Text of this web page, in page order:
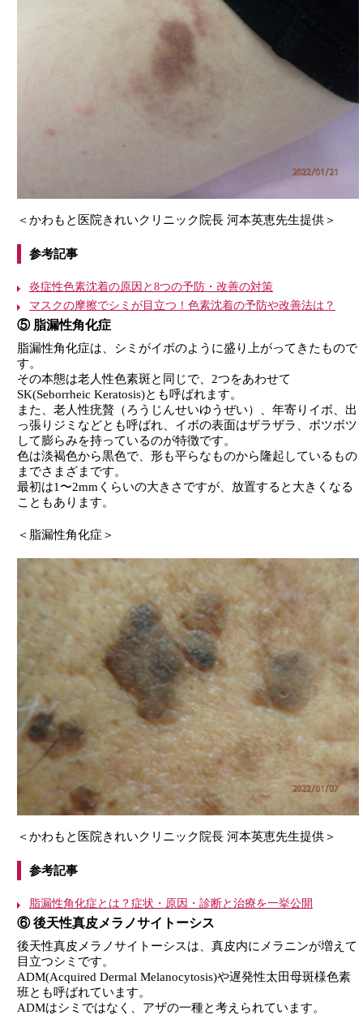
＜かわもと医院きれいクリニック院長 河本英恵先生提供＞
参考記事
炎症性色素沈着の原因と8つの予防・改善の対策
マスクの摩擦でシミが目立つ！色素沈着の予防や改善法は？
⑤ 脂漏性角化症
脂漏性角化症は、シミがイボのように盛り上がってきたもので
す。
その本態は老人性色素斑と同じで、2つをあわせて
SK(Seborrheic Keratosis)とも呼ばれます。
また、老人性疣贅（ろうじんせいゆうぜい）、年寄りイボ、出
っ張りジミなどとも呼ばれ、イボの表面はザラザラ、ボツボツ
して膨らみを持っているのが特徴です。
色は淡褐色から黒色で、形も平らなものから隆起しているもの
までさまざまです。
最初は1〜2mmくらいの大きさですが、放置すると大きくなる
こともあります。
＜脂漏性角化症＞
＜かわもと医院きれいクリニック院長 河本英恵先生提供＞
参考記事
脂漏性角化症とは？症状・原因・診断と治療を一挙公開
⑥ 後天性真皮メラノサイトーシス
後天性真皮メラノサイトーシスは、真皮内にメラニンが増えて
目立つシミです。
ADM(Acquired Dermal Melanocytosis)や遅発性太田母斑様色素
班とも呼ばれています。
ADMはシミではなく、アザの一種と考えられています。